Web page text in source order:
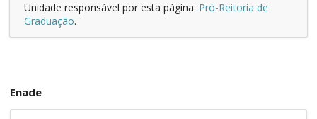
Unidade responsável por esta página: Pró-Reitoria de
Graduação.
Enade